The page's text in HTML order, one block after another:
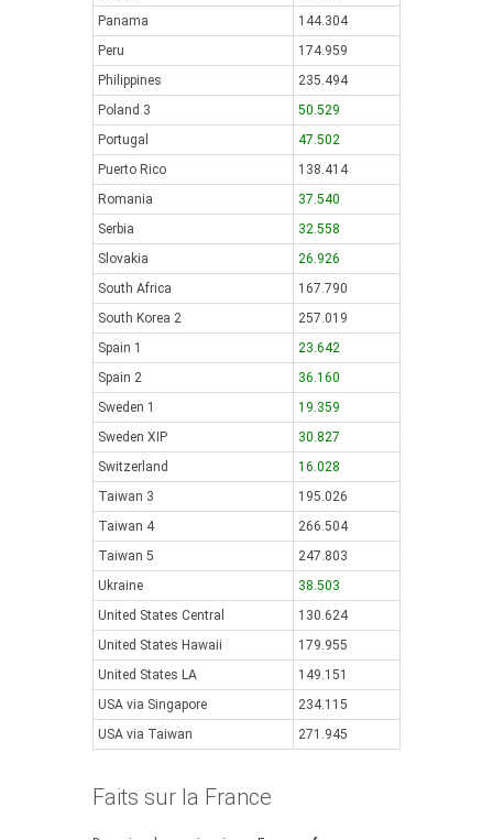
Panama
144.304
Peru
174.959
Philippines
235.494
Poland 3
50.529
Portugal
47.502
Puerto Rico
138.414
Romania
37.540
Serbia
32.558
Slovakia
26.926
South Africa
167.790
South Korea 2
257.019
Spain 1
23.642
Spain 2
36.160
Sweden 1
19.359
Sweden XIP
30.827
Switzerland
16.028
Taiwan 3
195.026
Taiwan 4
266.504
Taiwan 5
247.803
Ukraine
38.503
United States Central
130.624
United States Hawaii
179.955
United States LA
149.151
USA via Singapore
234.115
USA via Taiwan
271.945
Faits sur la France